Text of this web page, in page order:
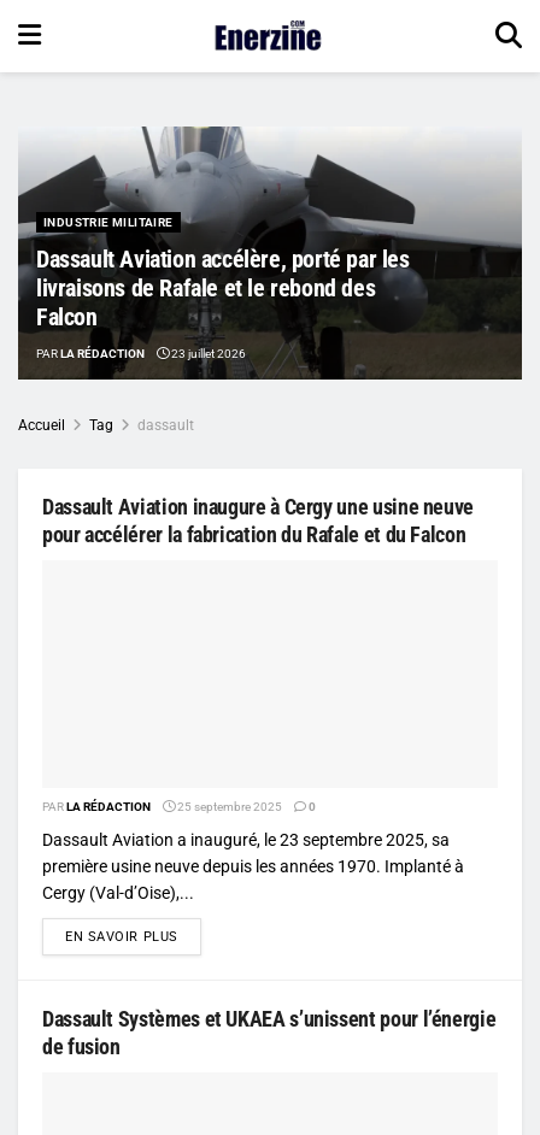
INDUSTRIE MILITAIRE
Dassault Aviation accélère, porté par les
livraisons de Rafale et le rebond des
Falcon
PARLA RÉDACTION 23 juillet 2026
Accueil Tag dassault
Dassault Aviation inaugure à Cergy une usine neuve
pour accélérer la fabrication du Rafale et du Falcon
PARLA RÉDACTION 25 septembre 2025 0
Dassault Aviation a inauguré, le 23 septembre 2025, sa
première usine neuve depuis les années 1970. Implanté à
Cergy (Val-d’Oise),...
EN SAVOIR PLUS
Dassault Systèmes et UKAEA s’unissent pour l’énergie
de fusion